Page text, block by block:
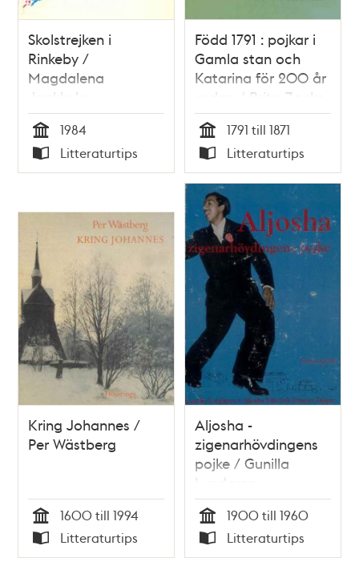
Skolstrejken i
Rinkeby /
Magdalena
Jaakkola
Tid
1984
Typ
Litteraturtips
Född 1791 : pojkar i
Gamla stan och
Katarina för 200 år
sedan / Brita Zacke
Tid
1791 till 1871
Typ
Litteraturtips
Kring Johannes /
Per Wästberg
Tid
1600 till 1994
Typ
Litteraturtips
Aljosha -
zigenarhövdingens
pojke / Gunilla
Lundgren
Tid
1900 till 1960
Typ
Litteraturtips